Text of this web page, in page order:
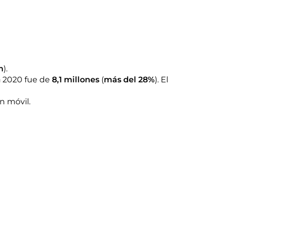
).
fue de 8,1 millones (más del 28%). El
móvil.